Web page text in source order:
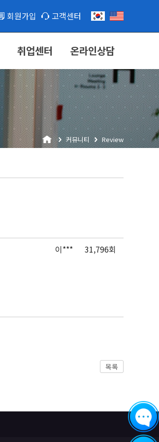
회원가입 고객센터
취업센터 온라인상담
커뮤니티 Review
이***
31,796회
목록